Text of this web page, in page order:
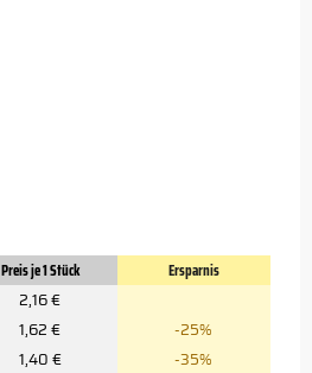
Preis je 1 Stück
Ersparnis
2,16 €
1,62 €
-25%
1,40 €
-35%